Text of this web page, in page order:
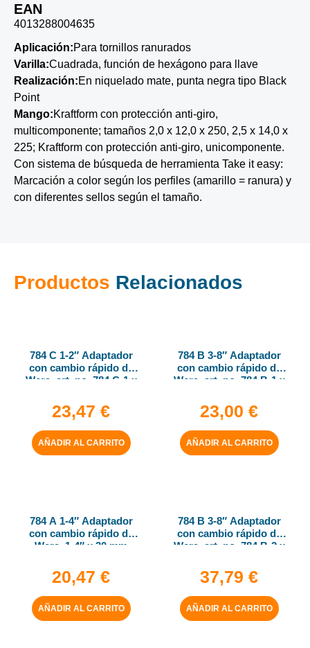
EAN
4013288004635
Aplicación:Para tornillos ranurados
Varilla:Cuadrada, función de hexágono para llave
Realización:En niquelado mate, punta negra tipo Black
Point
Mango:Kraftform con protección anti-giro,
multicomponente; tamaños 2,0 x 12,0 x 250, 2,5 x 14,0 x
225; Kraftform con protección anti-giro, unicomponente.
Con sistema de búsqueda de herramienta Take it easy:
Marcación a color según los perfiles (amarillo = ranura) y
con diferentes sellos según el tamaño.
Productos Relacionados
784 C 1-2″ Adaptador
con cambio rápido de
Wera, art. no. 784 C-1 x
23,47 €
AÑADIR AL CARRITO
784 B 3-8″ Adaptador
con cambio rápido de
Wera, art. no. 784 B-1 x
23,00 €
AÑADIR AL CARRITO
784 A 1-4″ Adaptador
con cambio rápido de
Wera, 1-4″ x 30 mm
20,47 €
AÑADIR AL CARRITO
784 B 3-8″ Adaptador
con cambio rápido de
Wera, art. no. 784 B-2 x
37,79 €
AÑADIR AL CARRITO